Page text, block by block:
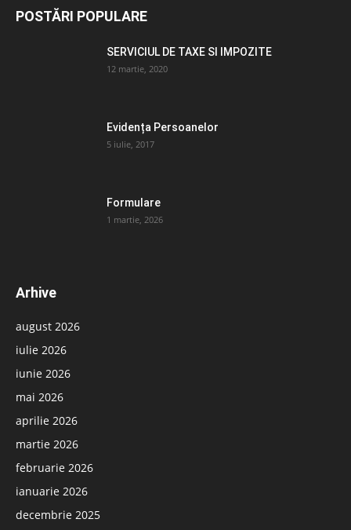
POSTĂRI POPULARE
SERVICIUL DE TAXE SI IMPOZITE
12 martie, 2020
Evidența Persoanelor
5 iulie, 2017
Formulare
1 martie, 2026
Arhive
august 2026
iulie 2026
iunie 2026
mai 2026
aprilie 2026
martie 2026
februarie 2026
ianuarie 2026
decembrie 2025